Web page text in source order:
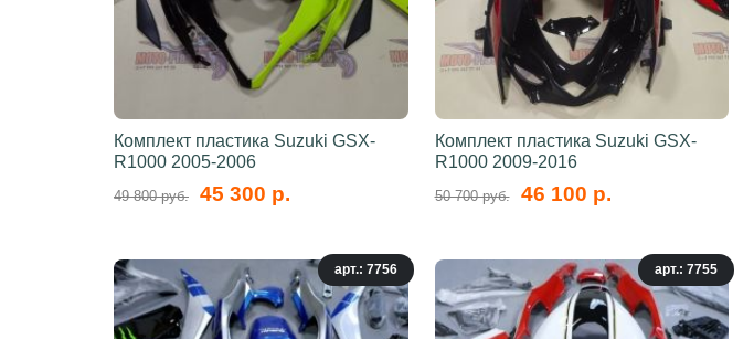
Комплект пластика Suzuki GSX-
R1000 2005-2006
49 800 руб. 45 300 р.
Комплект пластика Suzuki GSX-
R1000 2009-2016
50 700 руб. 46 100 р.
арт.: 7756 арт.: 7755